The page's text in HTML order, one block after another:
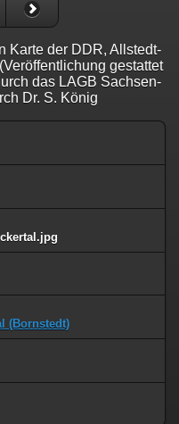
Karte der DDR, Allstedt-
gestattet
das LAGB Sachsen-
Dr. S. König
(Bornstedt)